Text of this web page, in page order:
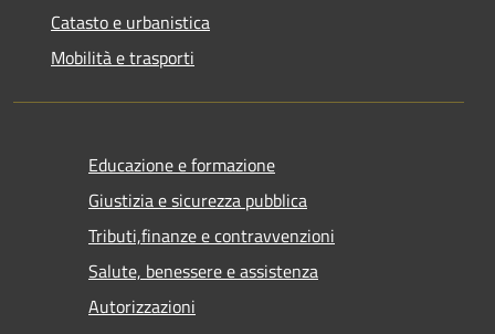
Catasto e urbanistica
Mobilità e trasporti
Educazione e formazione
Giustizia e sicurezza pubblica
Tributi,finanze e contravvenzioni
Salute, benessere e assistenza
Autorizzazioni